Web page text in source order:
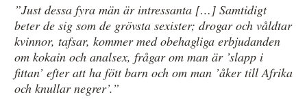
”Just dessa fyra män är intressanta […] Samtidigt
beter de sig som de grövsta sexister; drogar och våldtar
kvinnor, tafsar, kommer med obehagliga erbjudanden
om kokain och analsex, frågar om man är ’slapp i
fittan’ efter att ha fött barn och om man ’åker till Afrika
och knullar negrer’.”